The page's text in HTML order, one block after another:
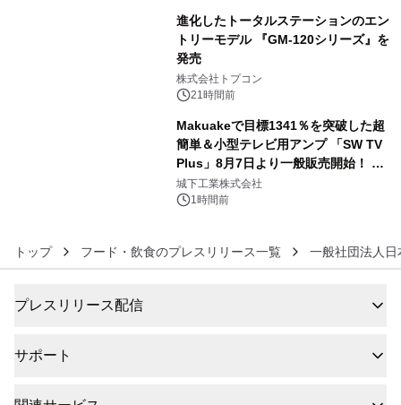
進化したトータルステーションのエン
トリーモデル 『GM-120シリーズ』を
発売
株式会社トプコン
21時間前
Makuakeで目標1341％を突破した超
簡単＆小型テレビ用アンプ 「SW TV
Plus」8月7日より一般販売開始！ ケ
ーブル1本つなぐだけ、テレビの音が
ぐっと豊かに
城下工業株式会社
1時間前
トップ フード・飲食のプレスリリース一覧 一般社団法人
プレスリリース配信
サポート